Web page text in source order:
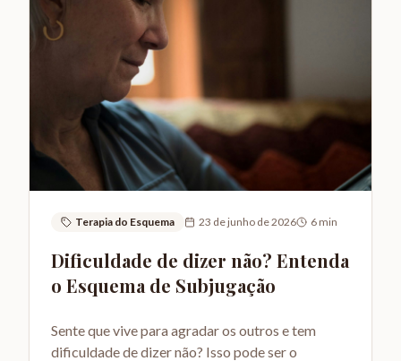
Terapia do Esquema 23 de junho de 2026 6min
Dificuldade de dizer não? Entenda
o Esquema de Subjugação
Sente que vive para agradar os outros e tem
dificuldade de dizer não? Isso pode ser o